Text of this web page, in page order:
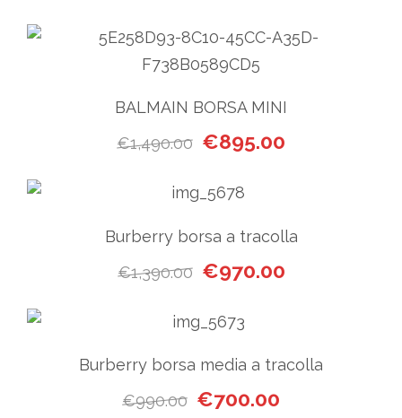
BALMAIN BORSA MINI
€1,490.00 Il prezzo originale era:
€895.00
Burberry borsa a tracolla
€1,390.00 Il prezzo originale era:
€970.00Il prezzo
Burberry borsa media a tracolla
€990.00 Il prezzo originale era:
€700.00